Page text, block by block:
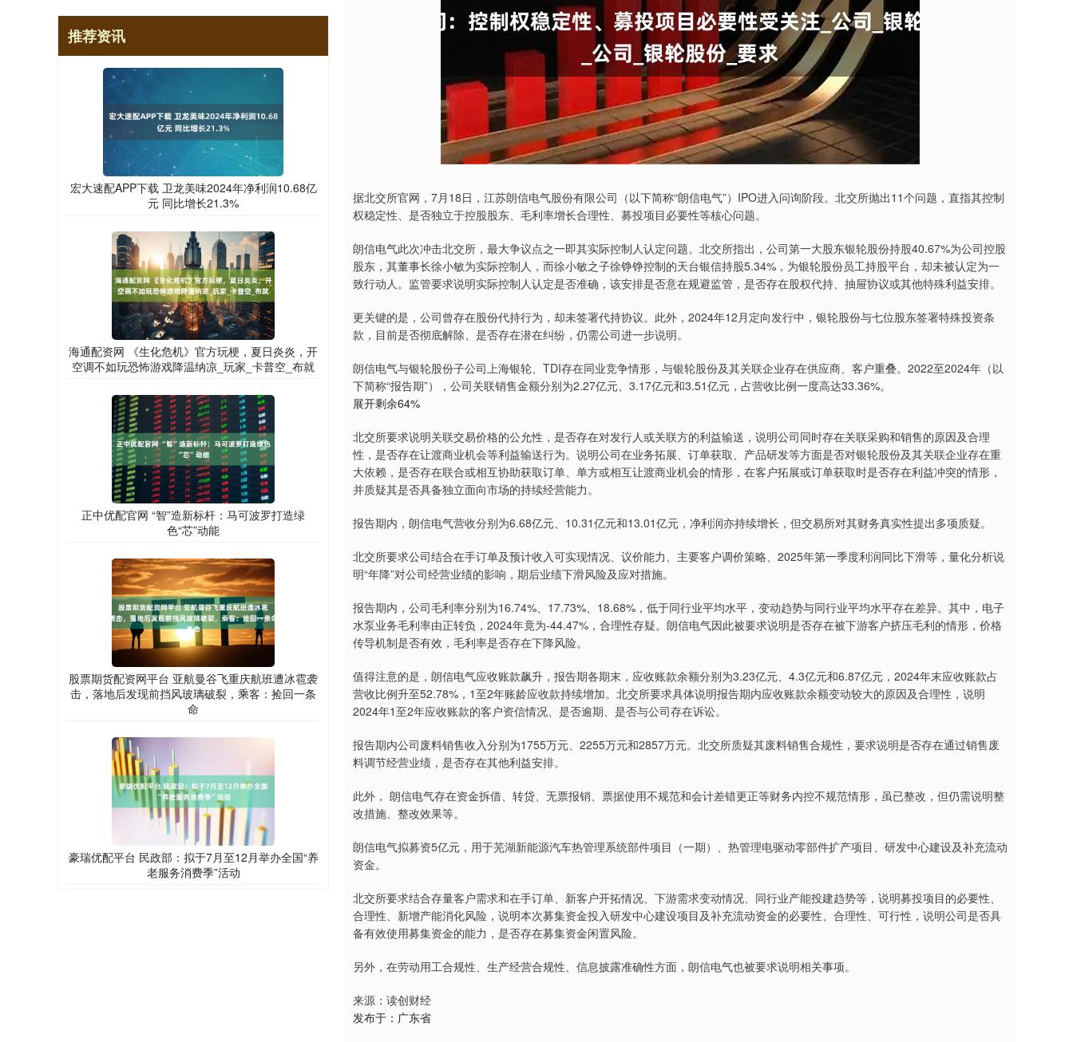
据北交所官网，7月18日，江苏朗信电气股份有限公司（以下简称“朗信电气”）IPO进入问询阶段。北交所抛出11个问题，直指其控制
权稳定性、是否独立于控股股东、毛利率增长合理性、募投项目必要性等核心问题。
朗信电气此次冲击北交所，最大争议点之一即其实际控制人认定问题。北交所指出，公司第一大股东银轮股份持股40.67%为公司控股
股东，其董事长徐小敏为实际控制人，而徐小敏之子徐铮铮控制的天台银信持股5.34%，为银轮股份员工持股平台，却未被认定为一
致行动人。监管要求说明实际控制人认定是否准确，该安排是否意在规避监管，是否存在股权代持、抽屉协议或其他特殊利益安排。
更关键的是，公司曾存在股份代持行为，却未签署代持协议。此外，2024年12月定向发行中，银轮股份与七位股东签署特殊投资条
款，目前是否彻底解除、是否存在潜在纠纷，仍需公司进一步说明。
朗信电气与银轮股份子公司上海银轮、TDI存在同业竞争情形，与银轮股份及其关联企业存在供应商、客户重叠。2022至2024年（以
下简称“报告期”），公司关联销售金额分别为2.27亿元、3.17亿元和3.51亿元，占营收比例一度高达33.36%。
展开剩余64%
北交所要求说明关联交易价格的公允性，是否存在对发行人或关联方的利益输送，说明公司同时存在关联采购和销售的原因及合理
性，是否存在让渡商业机会等利益输送行为。说明公司在业务拓展、订单获取、产品研发等方面是否对银轮股份及其关联企业存在重
大依赖，是否存在联合或相互协助获取订单、单方或相互让渡商业机会的情形，在客户拓展或订单获取时是否存在利益冲突的情形，
并质疑其是否具备独立面向市场的持续经营能力。
报告期内，朗信电气营收分别为6.68亿元、10.31亿元和13.01亿元，净利润亦持续增长，但交易所对其财务真实性提出多项质疑。
北交所要求公司结合在手订单及预计收入可实现情况、议价能力、主要客户调价策略、2025年第一季度利润同比下滑等，量化分析说
明“年降”对公司经营业绩的影响，期后业绩下滑风险及应对措施。
报告期内，公司毛利率分别为16.74%、17.73%、18.68%，低于同行业平均水平，变动趋势与同行业平均水平存在差异。其中，电子
水泵业务毛利率由正转负，2024年竟为-44.47%，合理性存疑。朗信电气因此被要求说明是否存在被下游客户挤压毛利的情形，价格
传导机制是否有效，毛利率是否存在下降风险。
值得注意的是，朗信电气应收账款飙升，报告期各期末，应收账款余额分别为3.23亿元、4.3亿元和6.87亿元，2024年末应收账款占
营收比例升至52.78%，1至2年账龄应收款持续增加。北交所要求具体说明报告期内应收账款余额变动较大的原因及合理性，说明
2024年1至2年应收账款的客户资信情况、是否逾期、是否与公司存在诉讼。
报告期内公司废料销售收入分别为1755万元、2255万元和2857万元。北交所质疑其废料销售合规性，要求说明是否存在通过销售废
料调节经营业绩，是否存在其他利益安排。
此外， 朗信电气存在资金拆借、转贷、无票报销、票据使用不规范和会计差错更正等财务内控不规范情形，虽已整改，但仍需说明整
改措施、整改效果等。
朗信电气拟募资5亿元，用于芜湖新能源汽车热管理系统部件项目（一期）、热管理电驱动零部件扩产项目、研发中心建设及补充流动
资金。
北交所要求结合存量客户需求和在手订单、新客户开拓情况、下游需求变动情况、同行业产能投建趋势等，说明募投项目的必要性、
合理性、新增产能消化风险，说明本次募集资金投入研发中心建设项目及补充流动资金的必要性、合理性、可行性，说明公司是否具
备有效使用募集资金的能力，是否存在募集资金闲置风险。
另外，在劳动用工合规性、生产经营合规性、信息披露准确性方面，朗信电气也被要求说明相关事项。
来源：读创财经
发布于：广东省
推荐资讯
宏大速配APP下载 卫龙美味2024年净利润10.68亿
元 同比增长21.3%
海通配资网 《生化危机》官方玩梗，夏日炎炎，开
空调不如玩恐怖游戏降温纳凉_玩家_卡普空_布就
正中优配官网 “智”造新标杆：马可波罗打造绿
色“芯”动能
股票期货配资网平台 亚航曼谷飞重庆航班遭冰雹袭
击，落地后发现前挡风玻璃破裂，乘客：捡回一条
命
豪瑞优配平台 民政部：拟于7月至12月举办全国“养
老服务消费季”活动